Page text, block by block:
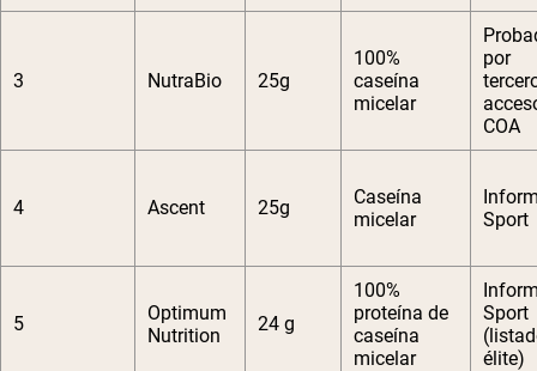
3 NutraBio 25g
100%
caseína
micelar
por
COA
4 Ascent 25g
Caseína
micelar
Sport
5
Optimum
Nutrition
24 g
100%
proteína de
caseína
micelar
Sport
élite)